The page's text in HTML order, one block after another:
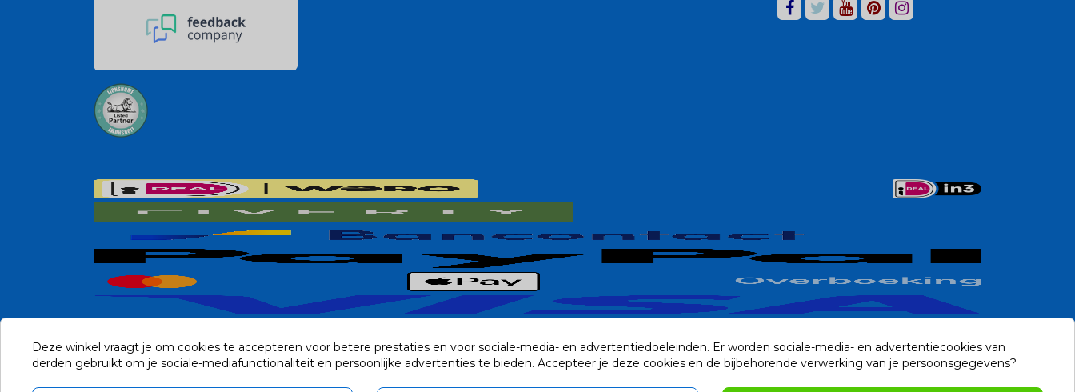
Deze winkel vraagt je om cookies te accepteren voor betere prestaties en voor sociale-media- en advertentiedoeleinden. Er worden sociale-media- en advertentiecookies van
derden gebruikt om je sociale-mediafunctionaliteit en persoonlijke advertenties te bieden. Accepteer je deze cookies en de bijbehorende verwerking van je persoonsgegevens?